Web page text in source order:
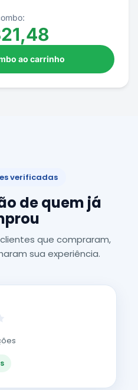
ao carrinho
verificadas
de quem já
que compraram,
sua experiência.